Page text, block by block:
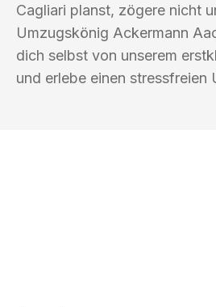
Cagliari planst, zögere nicht
Umzugskönig Ackermann
dich selbst von unserem
und erlebe einen stressfreien